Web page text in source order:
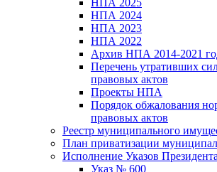
НПА 2025
НПА 2024
НПА 2023
НПА 2022
Архив НПА 2014-2021
Перечень утративших
правовых актов
Проекты НПА
Порядок обжалования
правовых актов
Реестр муниципального
План приватизации
Исполнение Указов
Указ № 600